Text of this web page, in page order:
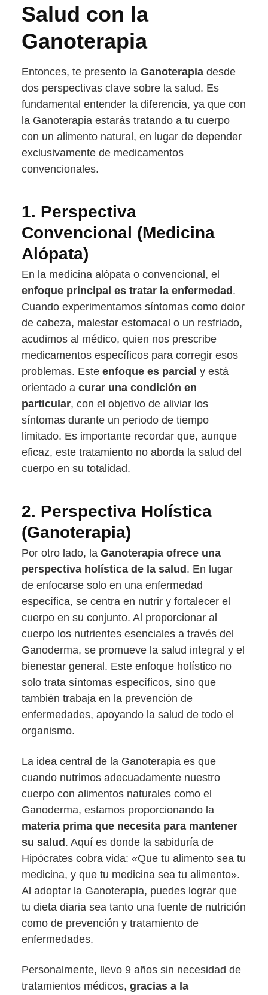
Salud con la
Ganoterapia
Entonces, te presento la Ganoterapia desde
dos perspectivas clave sobre la salud. Es
fundamental entender la diferencia, ya que con
la Ganoterapia estarás tratando a tu cuerpo
con un alimento natural, en lugar de depender
exclusivamente de medicamentos
convencionales.
1. Perspectiva
Convencional (Medicina
Alópata)
En la medicina alópata o convencional, el
enfoque principal es tratar la enfermedad.
Cuando experimentamos síntomas como dolor
de cabeza, malestar estomacal o un resfriado,
acudimos al médico, quien nos prescribe
medicamentos específicos para corregir esos
problemas. Este enfoque es parcial y está
orientado a curar una condición en
particular, con el objetivo de aliviar los
síntomas durante un periodo de tiempo
limitado. Es importante recordar que, aunque
eficaz, este tratamiento no aborda la salud del
cuerpo en su totalidad.
2. Perspectiva Holística
(Ganoterapia)
Por otro lado, la Ganoterapia ofrece una
perspectiva holística de la salud. En lugar
de enfocarse solo en una enfermedad
específica, se centra en nutrir y fortalecer el
cuerpo en su conjunto. Al proporcionar al
cuerpo los nutrientes esenciales a través del
Ganoderma, se promueve la salud integral y el
bienestar general. Este enfoque holístico no
solo trata síntomas específicos, sino que
también trabaja en la prevención de
enfermedades, apoyando la salud de todo el
organismo.
La idea central de la Ganoterapia es que
cuando nutrimos adecuadamente nuestro
cuerpo con alimentos naturales como el
Ganoderma, estamos proporcionando la
materia prima que necesita para mantener
su salud. Aquí es donde la sabiduría de
Hipócrates cobra vida: «Que tu alimento sea tu
medicina, y que tu medicina sea tu alimento».
Al adoptar la Ganoterapia, puedes lograr que
tu dieta diaria sea tanto una fuente de nutrición
como de prevención y tratamiento de
enfermedades.
Personalmente, llevo 9 años sin necesidad de
tratamientos médicos, gracias a la